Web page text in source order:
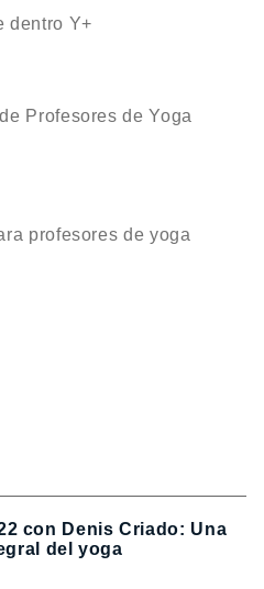
dentro Y+
Profesores de Yoga
profesores de yoga
con Denis Criado: Una
del yoga